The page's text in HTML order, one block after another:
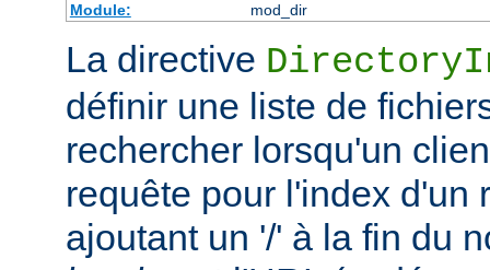
Module:
mod_dir
La directive
définir une liste de
rechercher lorsqu'un
requête pour l'index d'un
ajoutant un '/' à la fin du